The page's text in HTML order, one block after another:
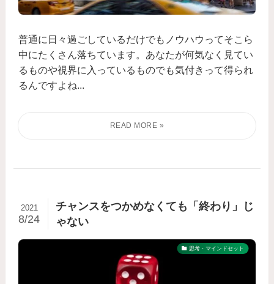
普通に日々過ごしているだけでもノウハウってそこら
中にたくさん落ちています。あなたが何気なく見てい
るものや視界に入っているものでも気付きって得られ
るんですよね...
チャンスをつかめなくても「終わり」じ
ゃない
2021
8/24
思考・マインドセット